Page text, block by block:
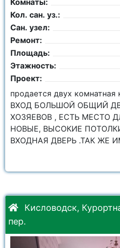
Комнаты:
Кол. сан. уз.:
Сан. узел:
Ремонт:
Площадь:
Этажность:
Проект:
продается двух
ВХОД БОЛЬШОЙ ОБЩИЙ
ХОЗЯЕВОВ , ЕСТЬ МЕСТО
НОВЫЕ, ВЫСОКИЕ
ВХОДНАЯ ДВЕРЬ .ТАК ЖЕ
Кисловодск,
пер.